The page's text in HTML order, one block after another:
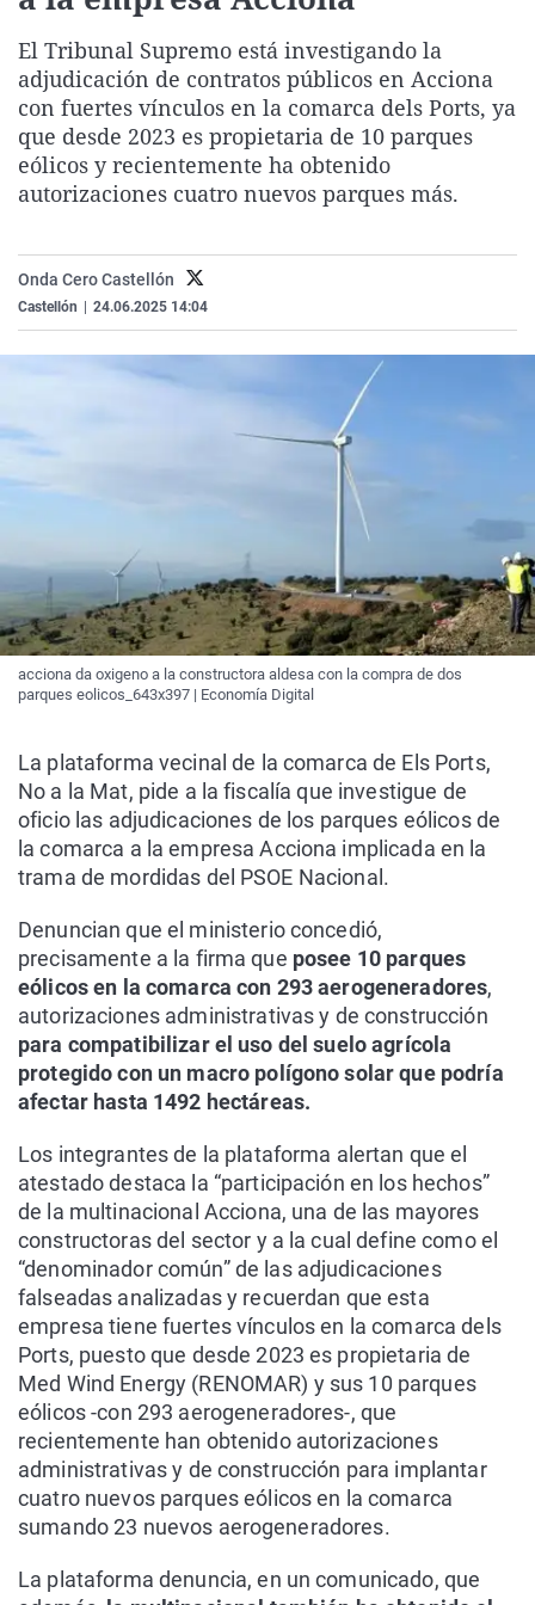
Gente viajera
Como el perro y el
Retornados
Equipo de
Operación Viuda
Galicia
La Rioja
Navarra
País Vasco
Televisión
Elecciones
El Tribunal Supremo está investigando la
adjudicación de contratos públicos en Acciona
con fuertes vínculos en la comarca dels Ports, ya
que desde 2023 es propietaria de 10 parques
eólicos y recientemente ha obtenido
autorizaciones cuatro nuevos parques más.
Onda Cero Castellón
Castellón 24.06.2025 14:04
acciona da oxigeno a la constructora aldesa con la compra de dos
parques eolicos_643x397 | Economía Digital
La plataforma vecinal de la comarca de Els Ports,
No a la Mat, pide a la fiscalía que investigue de
oficio las adjudicaciones de los parques eólicos de
la comarca a la empresa Acciona implicada en la
trama de mordidas del PSOE Nacional.
Denuncian que el ministerio concedió,
precisamente a la firma que posee 10 parques
eólicos en la comarca con 293 aerogeneradores,
autorizaciones administrativas y de construcción
para compatibilizar el uso del suelo agrícola
protegido con un macro polígono solar que podría
afectar hasta 1492 hectáreas.
Los integrantes de la plataforma alertan que el
atestado destaca la “participación en los hechos”
de la multinacional Acciona, una de las mayores
constructoras del sector y a la cual define como el
“denominador común” de las adjudicaciones
falseadas analizadas y recuerdan que esta
empresa tiene fuertes vínculos en la comarca dels
Ports, puesto que desde 2023 es propietaria de
Med Wind Energy (RENOMAR) y sus 10 parques
eólicos -con 293 aerogeneradores-, que
recientemente han obtenido autorizaciones
administrativas y de construcción para implantar
cuatro nuevos parques eólicos en la comarca
sumando 23 nuevos aerogeneradores.
La plataforma denuncia, en un comunicado, que